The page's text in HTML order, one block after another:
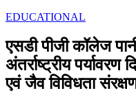
EDUCATIONAL
एसडी पीजी कॉलेज
अंतर्राष्ट्रीय
एवं जैव विविधता